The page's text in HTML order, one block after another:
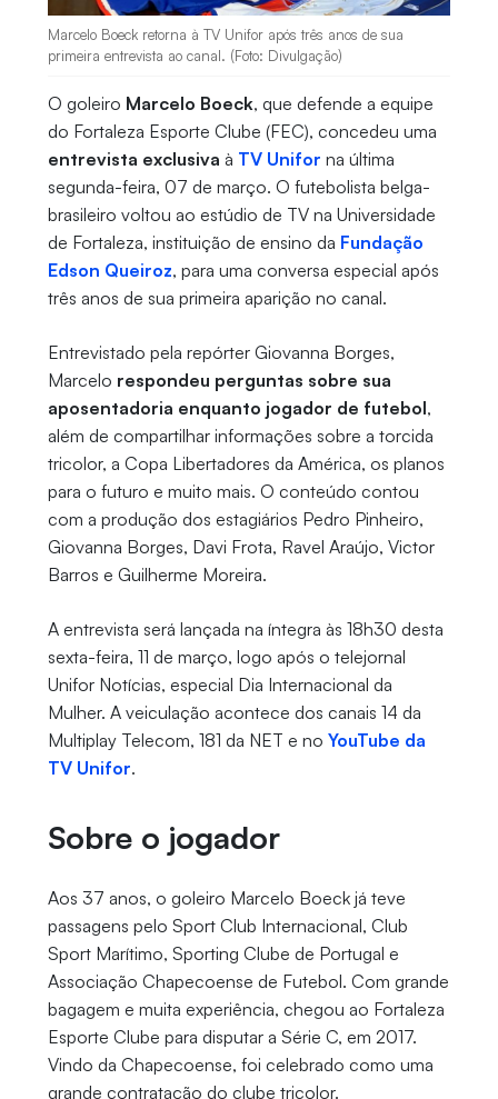
Marcelo Boeck retorna à TV Unifor após três anos de sua
primeira entrevista ao canal. (Foto: Divulgação)
O goleiro Marcelo Boeck, que defende a equipe
do Fortaleza Esporte Clube (FEC), concedeu uma
entrevista exclusiva à TV Unifor na última
segunda-feira, 07 de março. O futebolista belga-
brasileiro voltou ao estúdio de TV na Universidade
de Fortaleza, instituição de ensino da Fundação
Edson Queiroz, para uma conversa especial após
três anos de sua primeira aparição no canal.
Entrevistado pela repórter Giovanna Borges,
Marcelo respondeu perguntas sobre sua
aposentadoria enquanto jogador de futebol,
além de compartilhar informações sobre a torcida
tricolor, a Copa Libertadores da América, os planos
para o futuro e muito mais. O conteúdo contou
com a produção dos estagiários Pedro Pinheiro,
Giovanna Borges, Davi Frota, Ravel Araújo, Victor
Barros e Guilherme Moreira.
A entrevista será lançada na íntegra às 18h30 desta
sexta-feira, 11 de março, logo após o telejornal
Unifor Notícias, especial Dia Internacional da
Mulher. A veiculação acontece dos canais 14 da
Multiplay Telecom, 181 da NET e no YouTube da
TV Unifor.
Sobre o jogador
Aos 37 anos, o goleiro Marcelo Boeck já teve
passagens pelo Sport Club Internacional, Club
Sport Marítimo, Sporting Clube de Portugal e
Associação Chapecoense de Futebol. Com grande
bagagem e muita experiência, chegou ao Fortaleza
Esporte Clube para disputar a Série C, em 2017.
Vindo da Chapecoense, foi celebrado como uma
grande contratação do clube tricolor.